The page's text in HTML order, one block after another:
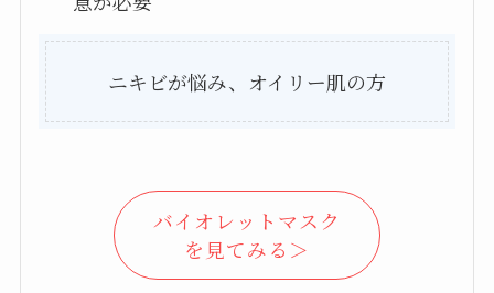
ニキビが悩み、オイリー肌の方
バイオレットマスク
を見てみる＞